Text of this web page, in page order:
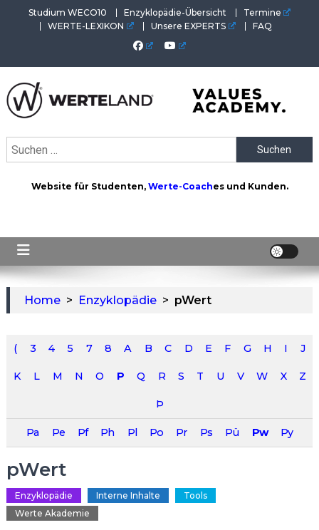
Studium WECO10 Enzyklopädie-Übersicht
Termine
WERTE-LEXIKON
Unsere EXPERTS FAQ
Akademie. Wertvolles für Werte-Coaches.
Suchen
nach:
Website für Studenten, Werte-Coaches und Kunden.
Home > Enzyklopädie > pWert
( 3 4 5 7 8 A B C D E F G H I J
K L M N O P Q R S T U V W X Z
Þ
Pa Pe Pf Ph Pl Po Pr Ps Pü Pw Py
pWert
Enzyklopädie Interne Inhalte
Tools
Werte Akademie